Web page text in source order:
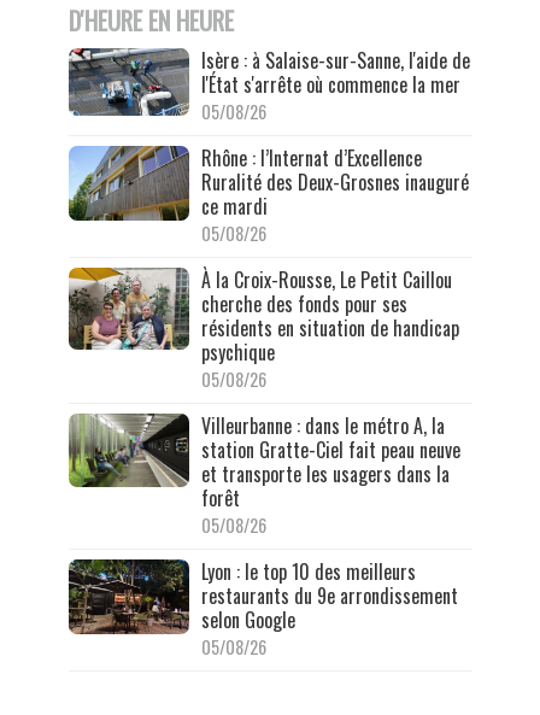
D'HEURE EN HEURE
Isère : à Salaise-sur-Sanne, l'aide de
l'État s'arrête où commence la mer
05/08/26
Rhône : l’Internat d’Excellence
Ruralité des Deux-Grosnes inauguré
ce mardi
05/08/26
À la Croix-Rousse, Le Petit Caillou
cherche des fonds pour ses
résidents en situation de handicap
psychique
05/08/26
Villeurbanne : dans le métro A, la
station Gratte-Ciel fait peau neuve
et transporte les usagers dans la
forêt
05/08/26
Lyon : le top 10 des meilleurs
restaurants du 9e arrondissement
selon Google
05/08/26